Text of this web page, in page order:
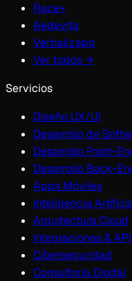
Race+
Aedevita
Verbalizapp
Ver todos →
Servicios
Diseño UX/UI
Desarrollo de
Desarrollo Front-
Desarrollo Back-
Apps Móviles
Inteligencia
Arquitectura Cloud
Integraciones &
Ciberseguridad
Consultoría Digital